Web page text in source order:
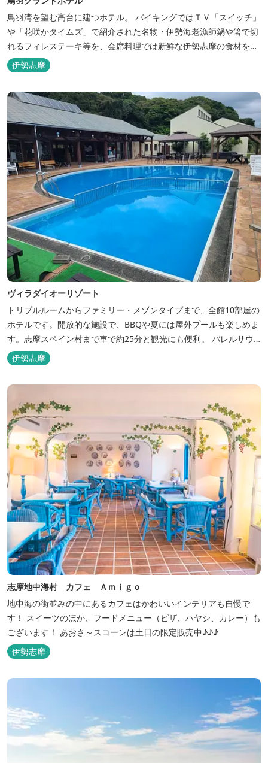
鳥羽湾を望む高台に建つホテル。 バイキングではＴＶ「スイッチ」
や「花咲かタイムズ」で紹介された名物・伊勢海老漁師鍋や箸で切
れるフィレステーキ等を、会席料理では新鮮な伊勢志摩の食材をお
楽しみいただけます。
伊勢志摩
ヴィラダイオーリゾート
トリプルルームからファミリー・メゾンタイプまで、全館10部屋の
ホテルです。開放的な施設で、BBQや夏には屋外プールも楽しめま
す。志摩スペイン村まで車で約25分と観光にも便利。 バレルサウ
ナをはじめました。
伊勢志摩
志摩地中海村 カフェ Ａｍｉｇｏ
地中海の街並みの中にあるカフェはかわいいインテリアも自慢で
す！ スイーツのほか、フードメニュー（ピザ、ハヤシ、カレー）も
ございます！ あおさ～スコーンは土日の限定販売中♪♪♪
伊勢志摩